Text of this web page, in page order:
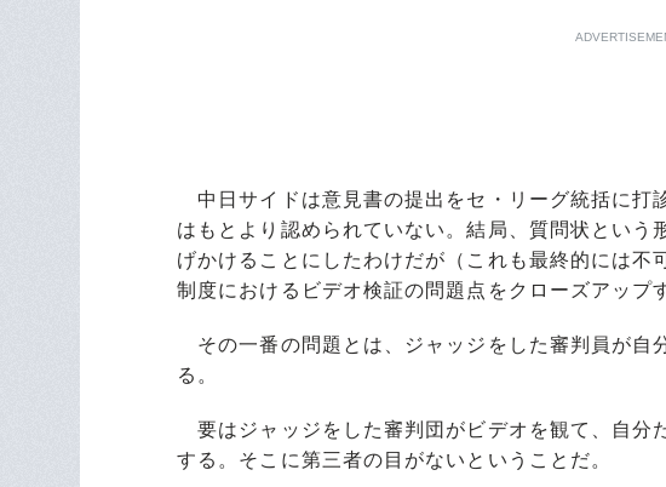
中日サイドは意見書の提出をセ・リーグ統括に打
はもとより認められていない。結局、質問状という
げかけることにしたわけだが（これも最終的には不
制度におけるビデオ検証の問題点をクローズアップ
その一番の問題とは、ジャッジをした審判員が自
る。
要はジャッジをした審判団がビデオを観て、自分
する。そこに第三者の目がないということだ。